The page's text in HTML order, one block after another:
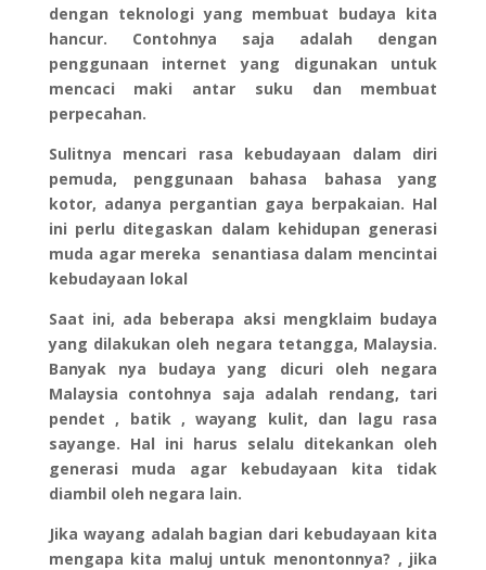
dengan teknologi yang membuat budaya kita
hancur. Contohnya saja adalah dengan
penggunaan internet yang digunakan untuk
mencaci maki antar suku dan membuat
perpecahan.
Sulitnya mencari rasa kebudayaan dalam diri
pemuda, penggunaan bahasa bahasa yang
kotor, adanya pergantian gaya berpakaian. Hal
ini perlu ditegaskan dalam kehidupan generasi
muda agar mereka senantiasa dalam mencintai
kebudayaan lokal
Saat ini, ada beberapa aksi mengklaim budaya
yang dilakukan oleh negara tetangga, Malaysia.
Banyak nya budaya yang dicuri oleh negara
Malaysia contohnya saja adalah rendang, tari
pendet , batik , wayang kulit, dan lagu rasa
sayange. Hal ini harus selalu ditekankan oleh
generasi muda agar kebudayaan kita tidak
diambil oleh negara lain.
Jika wayang adalah bagian dari kebudayaan kita
mengapa kita maluj untuk menontonnya? , jika